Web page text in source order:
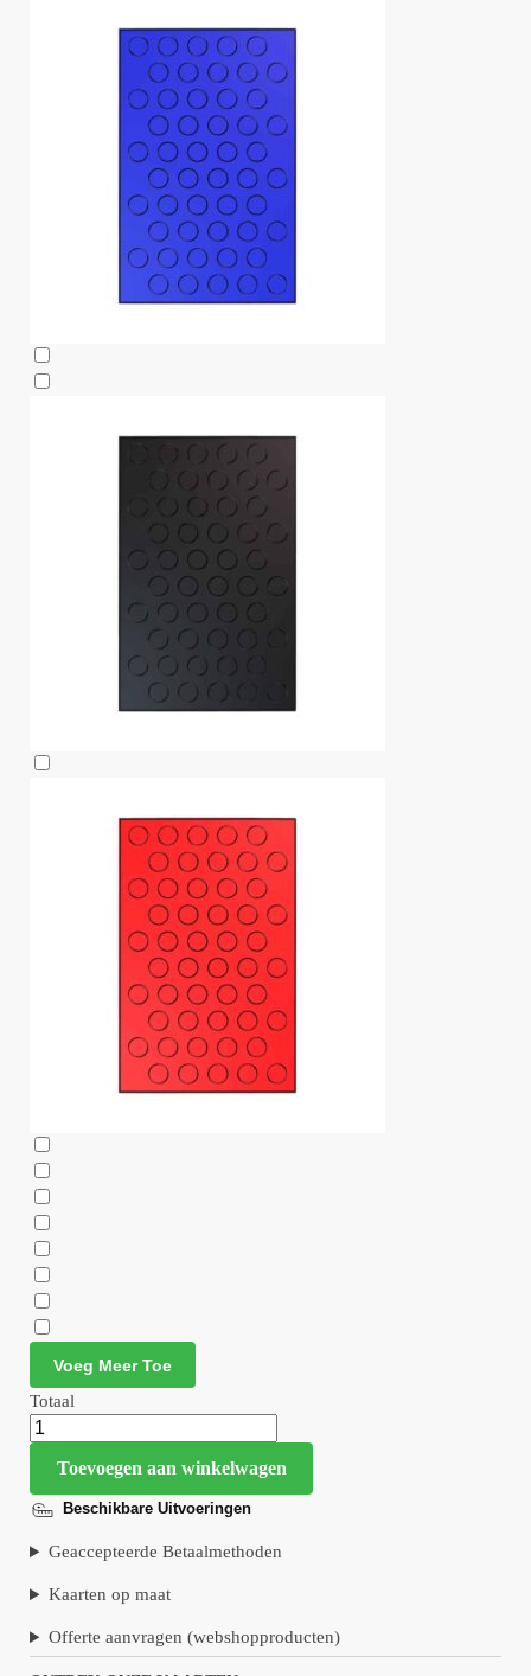
Voeg Meer Toe
Totaal
Toevoegen aan winkelwagen
Beschikbare Uitvoeringen
Geaccepteerde Betaalmethoden
Kaarten op maat
Offerte aanvragen (webshopproducten)